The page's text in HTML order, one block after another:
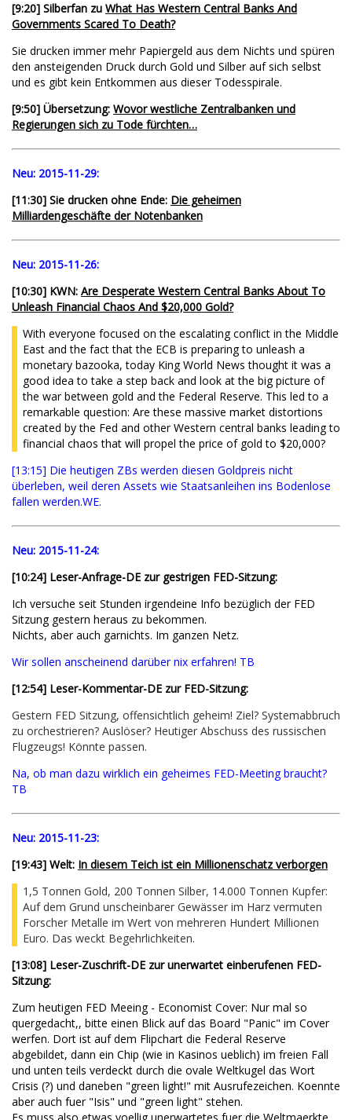
[9:20] Silberfan zu What Has Western Central Banks And
Governments Scared To Death?
Sie drucken immer mehr Papiergeld aus dem Nichts und spüren
den ansteigenden Druck durch Gold und Silber auf sich selbst
und es gibt kein Entkommen aus dieser Todesspirale.
[9:50] Übersetzung: Wovor westliche Zentralbanken und
Regierungen sich zu Tode fürchten…
Neu: 2015-11-29:
[11:30] Sie drucken ohne Ende: Die geheimen
Milliardengeschäfte der Notenbanken
Neu: 2015-11-26:
[10:30] KWN: Are Desperate Western Central Banks About To
Unleash Financial Chaos And $20,000 Gold?
With everyone focused on the escalating conflict in the Middle
East and the fact that the ECB is preparing to unleash a
monetary bazooka, today King World News thought it was a
good idea to take a step back and look at the big picture of
the war between gold and the Federal Reserve. This led to a
remarkable question: Are these massive market distortions
created by the Fed and other Western central banks leading to
financial chaos that will propel the price of gold to $20,000?
[13:15] Die heutigen ZBs werden diesen Goldpreis nicht
überleben, weil deren Assets wie Staatsanleihen ins Bodenlose
fallen werden.WE.
Neu: 2015-11-24:
[10:24] Leser-Anfrage-DE zur gestrigen FED-Sitzung:
Ich versuche seit Stunden irgendeine Info bezüglich der FED
Sitzung gestern heraus zu bekommen.
Nichts, aber auch garnichts. Im ganzen Netz.
Wir sollen anscheinend darüber nix erfahren! TB
[12:54] Leser-Kommentar-DE zur FED-Sitzung:
Gestern FED Sitzung, offensichtlich geheim! Ziel? Systemabbruch
zu orchestrieren? Auslöser? Heutiger Abschuss des russischen
Flugzeugs! Könnte passen.
Na, ob man dazu wirklich ein geheimes FED-Meeting braucht?
TB
Neu: 2015-11-23:
[19:43] Welt: In diesem Teich ist ein Millionenschatz verborgen
1,5 Tonnen Gold, 200 Tonnen Silber, 14.000 Tonnen Kupfer:
Auf dem Grund unscheinbarer Gewässer im Harz vermuten
Forscher Metalle im Wert von mehreren Hundert Millionen
Euro. Das weckt Begehrlichkeiten.
[13:08] Leser-Zuschrift-DE zur unerwartet einberufenen FED-
Sitzung:
Zum heutigen FED Meeing - Economist Cover: Nur mal so
quergedacht,, bitte einen Blick auf das Board "Panic" im Cover
werfen. Dort ist auf dem Flipchart die Federal Reserve
abgebildet, dann ein Chip (wie in Kasinos ueblich) im freien Fall
und unten teils verdeckt durch die ovale Weltkugel das Wort
Crisis (?) und daneben "green light!" mit Ausrufezeichen. Koennte
aber auch fuer "Isis" und "green light" stehen.